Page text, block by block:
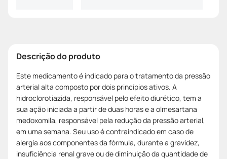
Descrição do produto
Este medicamento é indicado para o tratamento da pressão
arterial alta composto por dois princípios ativos. A
hidroclorotiazida, responsável pelo efeito diurético, tem a
sua ação iniciada a partir de duas horas e a olmesartana
medoxomila, responsável pela redução da pressão arterial,
em uma semana. Seu uso é contraindicado em caso de
alergia aos componentes da fórmula, durante a gravidez,
insuficiência renal grave ou de diminuição da quantidade de